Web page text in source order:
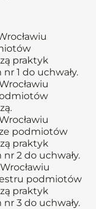
praktyk
1 do uchwały.
podmiotów
praktyk
2 do uchwały.
podmiotów
praktyk
3 do uchwały.